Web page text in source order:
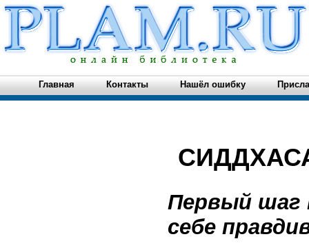
Главная Контакты Нашёл ошибку
Первый шаг
себе